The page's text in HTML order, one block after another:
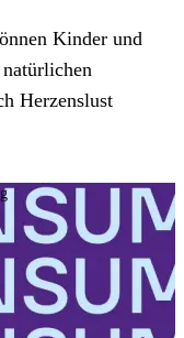
Kinder und
Herzenslust